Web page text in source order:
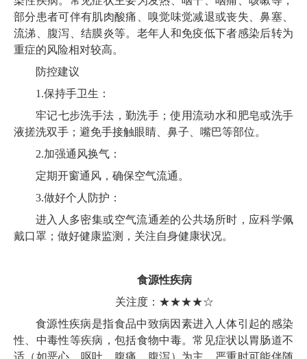
部分患者可伴有肌肉酸痛、嗅觉味觉减退或丧失、鼻塞、
流涕、腹泻、结膜炎等。老年人和免疫低下者感染后转为
重症的风险相对较高。
防控建议
1.保持手卫生：
牢记七步洗手法，勤洗手；使用流动水和肥皂或洗手
液搓洗双手；避免手接触眼睛、鼻子、嘴巴等部位。
2.加强通风换气：
定期开窗通风，确保空气流通。
3.做好个人防护：
进入人多密集或空气流通差的公共场所时，应科学佩
戴口罩；做好健康监测，关注自身健康状况。
食源性疾病
关注度：★★★★☆
食源性疾病是指食品中致病因素进入人体引起的感染
性、中毒性等疾病，包括食物中毒。常见症状以胃肠道不